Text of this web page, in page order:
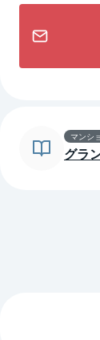
マンシ
グラ